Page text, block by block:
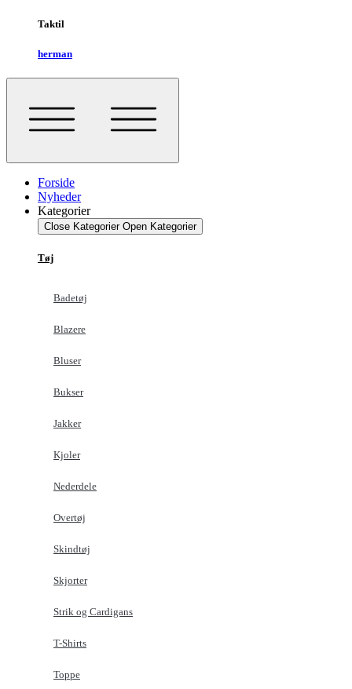
Taktil
herman
Forside
Nyheder
Kategorier
Close Kategorier Open Kategorier
Tøj
Badetøj
Blazere
Bluser
Bukser
Jakker
Kjoler
Nederdele
Overtøj
Skindtøj
Skjorter
Strik og Cardigans
T-Shirts
Toppe